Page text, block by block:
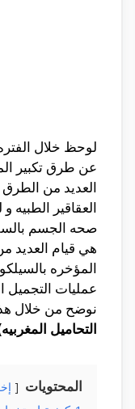
لوحظ خلال
عن طرق تكبير
العديد من
العقاقير الطبيه
صحه الجسم
هي قيام العديد
المؤخره
عمليات
نوضح من خلال
التحاميل
المحتويات